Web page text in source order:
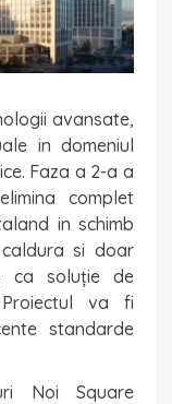
avansate,
in domeniul
Faza a 2-a a
complet
in schimb
si doar
ca soluție de
va fi
standarde
Noi Square